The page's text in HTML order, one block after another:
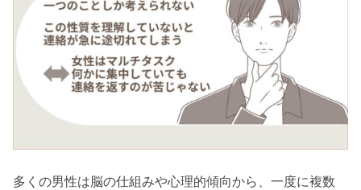
多くの男性は脳の仕組みや心理的傾向から、一度に複数